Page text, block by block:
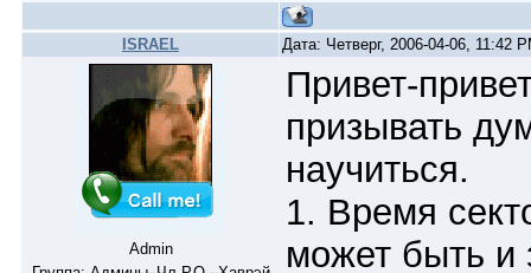
ISRAEL Дата: Четверг, 2006-04-06, 11:42
Admin
Привет-
призывать
научиться.
1. Время
может быть и